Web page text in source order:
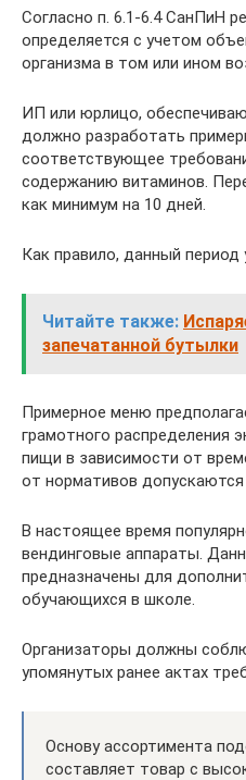
Согласно п. 6.1-6.4 СанПиН
определяется с учетом
организма в том или ином
ИП или юрлицо,
должно разработать
соответствующее
содержанию витаминов.
как минимум на 10 дней.
Как правило, данный период
Читайте также:
запечатанной бутылки
Примерное меню
грамотного распределения
пищи в зависимости от
от нормативов допускаются
В настоящее время
вендинговые аппараты.
предназначены для
обучающихся в школе.
Организаторы должны
упомянутых ранее актах
Основу ассортимента
составляет товар с